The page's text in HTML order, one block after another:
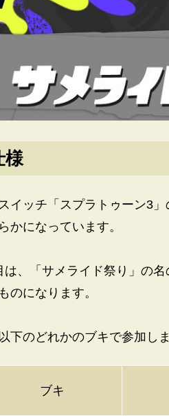
様
イッチ「スプラトゥーン3
かになっています。
、「サメライド祭り」の
のになります。
下のどれかのブキで参加しま
ブキ